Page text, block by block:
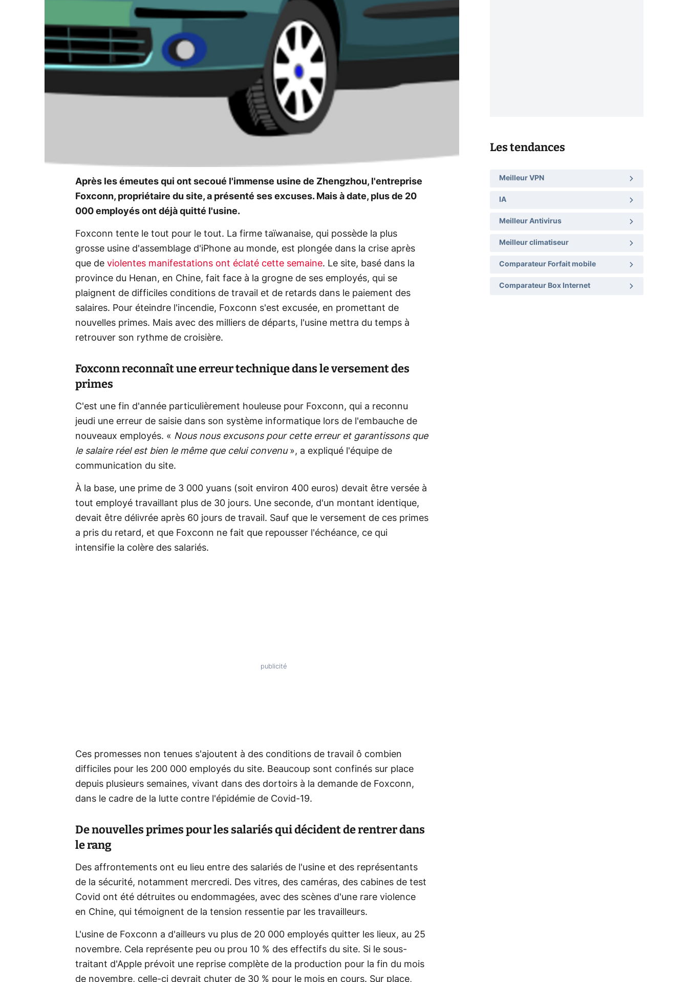
Après les émeutes qui ont secoué l'immense usine de Zhengzhou, l'entreprise
Foxconn, propriétaire du site, a présenté ses excuses. Mais à date, plus de 20
000 employés ont déjà quitté l'usine.
Foxconn tente le tout pour le tout. La firme taïwanaise, qui possède la plus
grosse usine d'assemblage d'iPhone au monde, est plongée dans la crise après
que de violentes manifestations ont éclaté cette semaine. Le site, basé dans la
province du Henan, en Chine, fait face à la grogne de ses employés, qui se
plaignent de difficiles conditions de travail et de retards dans le paiement des
salaires. Pour éteindre l'incendie, Foxconn s'est excusée, en promettant de
nouvelles primes. Mais avec des milliers de départs, l'usine mettra du temps à
retrouver son rythme de croisière.
Foxconn reconnaît une erreur technique dans le versement des
primes
C'est une fin d'année particulièrement houleuse pour Foxconn, qui a reconnu
jeudi une erreur de saisie dans son système informatique lors de l'embauche de
nouveaux employés. « Nous nous excusons pour cette erreur et garantissons que
le salaire réel est bien le même que celui convenu», a expliqué l'équipe de
communication du site.
À la base, une prime de 3 000 yuans (soit environ 400 euros) devait être versée à
tout employé travaillant plus de 30 jours. Une seconde, d'un montant identique,
devait être délivrée après 60 jours de travail. Sauf que le versement de ces primes
a pris du retard, et que Foxconn ne fait que repousser l'échéance, ce qui
intensifie la colère des salariés.
Ces promesses non tenues s'ajoutent à des conditions de travail ô combien
difficiles pour les 200 000 employés du site. Beaucoup sont confinés sur place
depuis plusieurs semaines, vivant dans des dortoirs à la demande de Foxconn,
dans le cadre de la lutte contre l'épidémie de Covid-19.
De nouvelles primes pour les salariés qui décident de rentrer dans
le rang
Des affrontements ont eu lieu entre des salariés de l'usine et des représentants
de la sécurité, notamment mercredi. Des vitres, des caméras, des cabines de test
Covid ont été détruites ou endommagées, avec des scènes d'une rare violence
en Chine, qui témoignent de la tension ressentie par les travailleurs.
L'usine de Foxconn a d'ailleurs vu plus de 20 000 employés quitter les lieux, au 25
novembre. Cela représente peu ou prou 10 % des effectifs du site. Si le sous-
traitant d'Apple prévoit une reprise complète de la production pour la fin du mois
de novembre, celle-ci devrait chuter de 30 % pour le mois en cours. Sur place,
Les tendances
Meilleur VPN
IA
Meilleur Antivirus
Meilleur climatiseur
Comparateur Forfait mobile
Comparateur Box Internet